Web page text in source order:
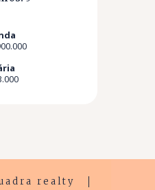
realty